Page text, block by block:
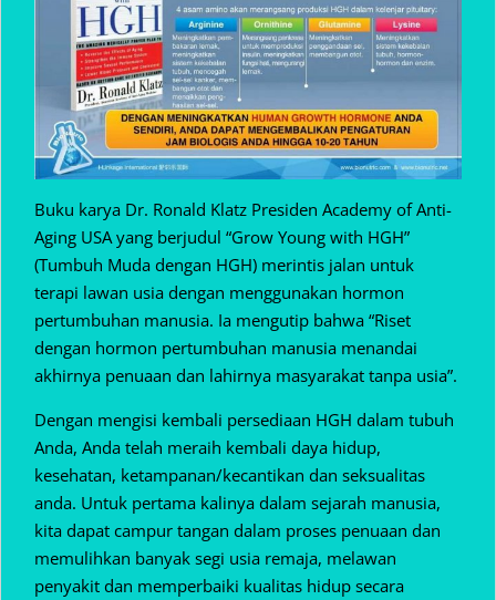
Buku karya Dr. Ronald Klatz Presiden Academy of Anti-
Aging USA yang berjudul “Grow Young with HGH”
(Tumbuh Muda dengan HGH) merintis jalan untuk
terapi lawan usia dengan menggunakan hormon
pertumbuhan manusia. Ia mengutip bahwa “Riset
dengan hormon pertumbuhan manusia menandai
akhirnya penuaan dan lahirnya masyarakat tanpa usia”.
Dengan mengisi kembali persediaan HGH dalam tubuh
Anda, Anda telah meraih kembali daya hidup,
kesehatan, ketampanan/kecantikan dan seksualitas
anda. Untuk pertama kalinya dalam sejarah manusia,
kita dapat campur tangan dalam proses penuaan dan
memulihkan banyak segi usia remaja, melawan
penyakit dan memperbaiki kualitas hidup secara